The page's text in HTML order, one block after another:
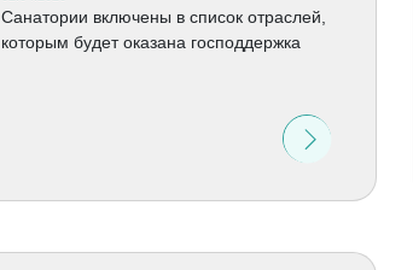
Санатории включены в список отраслей,
которым будет оказана господдержка